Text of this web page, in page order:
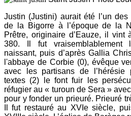
Justin (Justini) aurait été l’un
de la Bigorre à l’époque de la
Prêtre, originaire d’Eauze, il vint
380. Il fut vraisemblablement
naissant, puis d’après Gallia
l'abbaye de Corbie (0), évêque
avec les partisans de l’hérésie
textes (2) le font fuir les
réfugier au « turoun de Sera »
pour y fonder un prieuré. Prieuré
Il fut restauré au XVIe siècle,